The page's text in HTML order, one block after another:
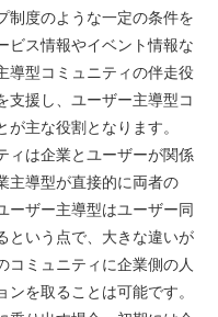
制度のような一定の条件を
ビス情報やイベント情報な
導型コミュニティの伴走役
支援し、ユーザー主導型コ
主な役割となります。
ィは企業とユーザーが関係
主導型が直接的に両者の
ーザー主導型はユーザー同
という点で、大きな違いが
コミュニティに企業側の人
を取ることは可能です。